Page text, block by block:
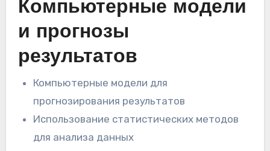
Компьютерные модели
и прогнозы
результатов
Компьютерные модели для
прогнозирования результатов
Использование статистических методов
для анализа данных